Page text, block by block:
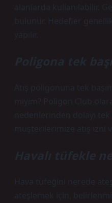
alanlarda kullanılabilir.
bulunur. Hedefler
yapılır.
Poligona tek
Atış poligonuna tek
miyim? Poligon Club
nedenlerinden dolayı tek
müşterilerimize atış izni
Havalı tüfekle
Hava tüfeğini nerede
ateşlemek için,